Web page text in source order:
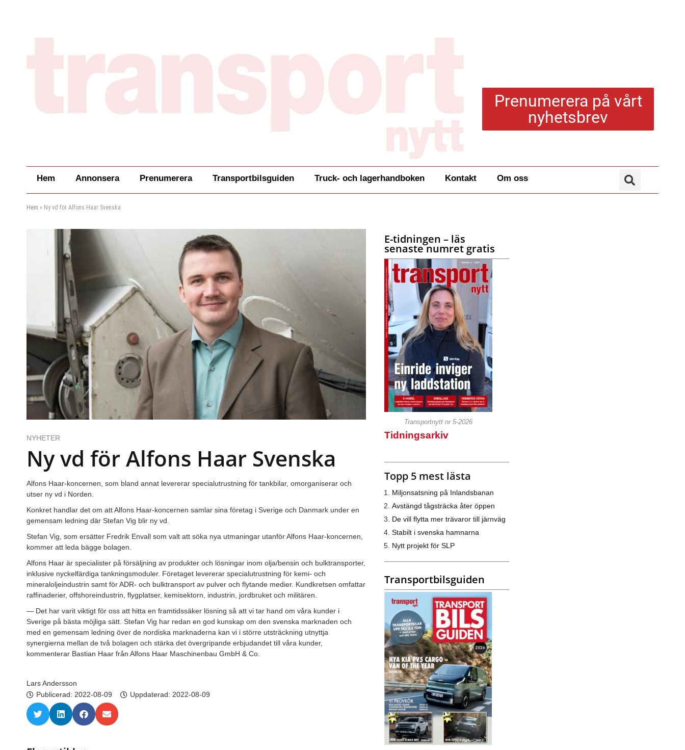
Prenumerera på vårt
nyhetsbrev
Hem Annonsera Prenumerera Transportbilsguiden Truck- och lagerhandboken Kontakt Om oss
Hem » Ny vd för Alfons Haar Svenska
NYHETER
Ny vd för Alfons Haar Svenska
Alfons Haar-koncernen, som bland annat levererar specialutrustning för tankbilar, omorganiserar och
utser ny vd i Norden.
Konkret handlar det om att Alfons Haar-koncernen samlar sina företag i Sverige och Danmark under en
gemensam ledning där Stefan Vig blir ny vd.
Stefan Vig, som ersätter Fredrik Envall som valt att söka nya utmaningar utanför Alfons Haar-koncernen,
kommer att leda bägge bolagen.
Alfons Haar är specialister på försäljning av produkter och lösningar inom olja/bensin och bulktransporter,
inklusive nyckelfärdiga tankningsmoduler. Företaget levererar specialutrustning för kemi- och
mineraloljeindustrin samt för ADR- och bulktransport av pulver och flytande medier. Kundkretsen omfattar
raffinaderier, offshoreindustrin, flygplatser, kemisektorn, industrin, jordbruket och militären.
— Det har varit viktigt för oss att hitta en framtidssäker lösning så att vi tar hand om våra kunder i
Sverige på bästa möjliga sätt. Stefan Vig har redan en god kunskap om den svenska marknaden och
med en gemensam ledning över de nordiska marknaderna kan vi i större utsträckning utnyttja
synergierna mellan de två bolagen och stärka det övergripande erbjudandet till våra kunder,
kommenterar Bastian Haar från Alfons Haar Maschinenbau GmbH & Co.
Lars Andersson
Publicerad: 2022-08-09 Uppdaterad: 2022-08-09
E-tidningen – läs
senaste numret gratis
Transportnytt nr 5-2026
Tidningsarkiv
Topp 5 mest lästa
Miljonsatsning på Inlandsbanan
Avstängd tågsträcka åter öppen
De vill flytta mer trävaror till järnväg
Stabilt i svenska hamnarna
Nytt projekt för SLP
Transportbilsguiden